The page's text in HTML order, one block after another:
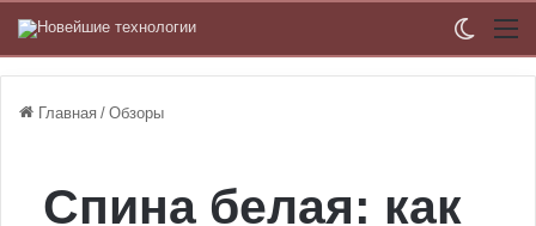
Главная / Обзоры
Спина белая: как